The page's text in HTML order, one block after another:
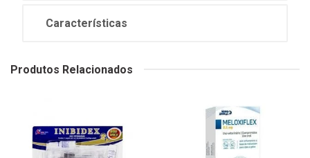
Características
Produtos Relacionados